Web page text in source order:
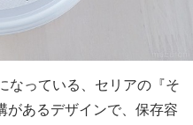
なっている、セリアの『そ
があるデザインで、保存容